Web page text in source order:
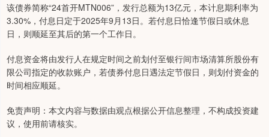
该债券简称“24首开MTN006”，发行总额为13亿元，本计息期利率为
3.30%，付息日定于2025年9月13日。若付息日恰逢节假日或休息
日，则顺延至其后的第一个工作日。
付息资金将由发行人在规定时间之前划付至银行间市场清算所股份有
限公司指定的收款账户，若债券付息日遇法定节假日，则划付资金的
时间相应顺延。
免责声明：本文内容与数据由观点根据公开信息整理，不构成投资建
议，使用前请核实。